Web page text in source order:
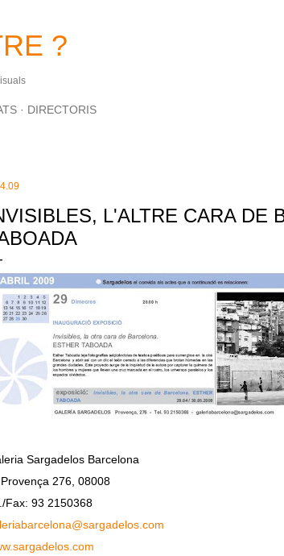
?
DIRECTORIS
L'ALTRE CARA DE
Sargadelos Barcelona
276, 08008
Fax: 93 2150368
com